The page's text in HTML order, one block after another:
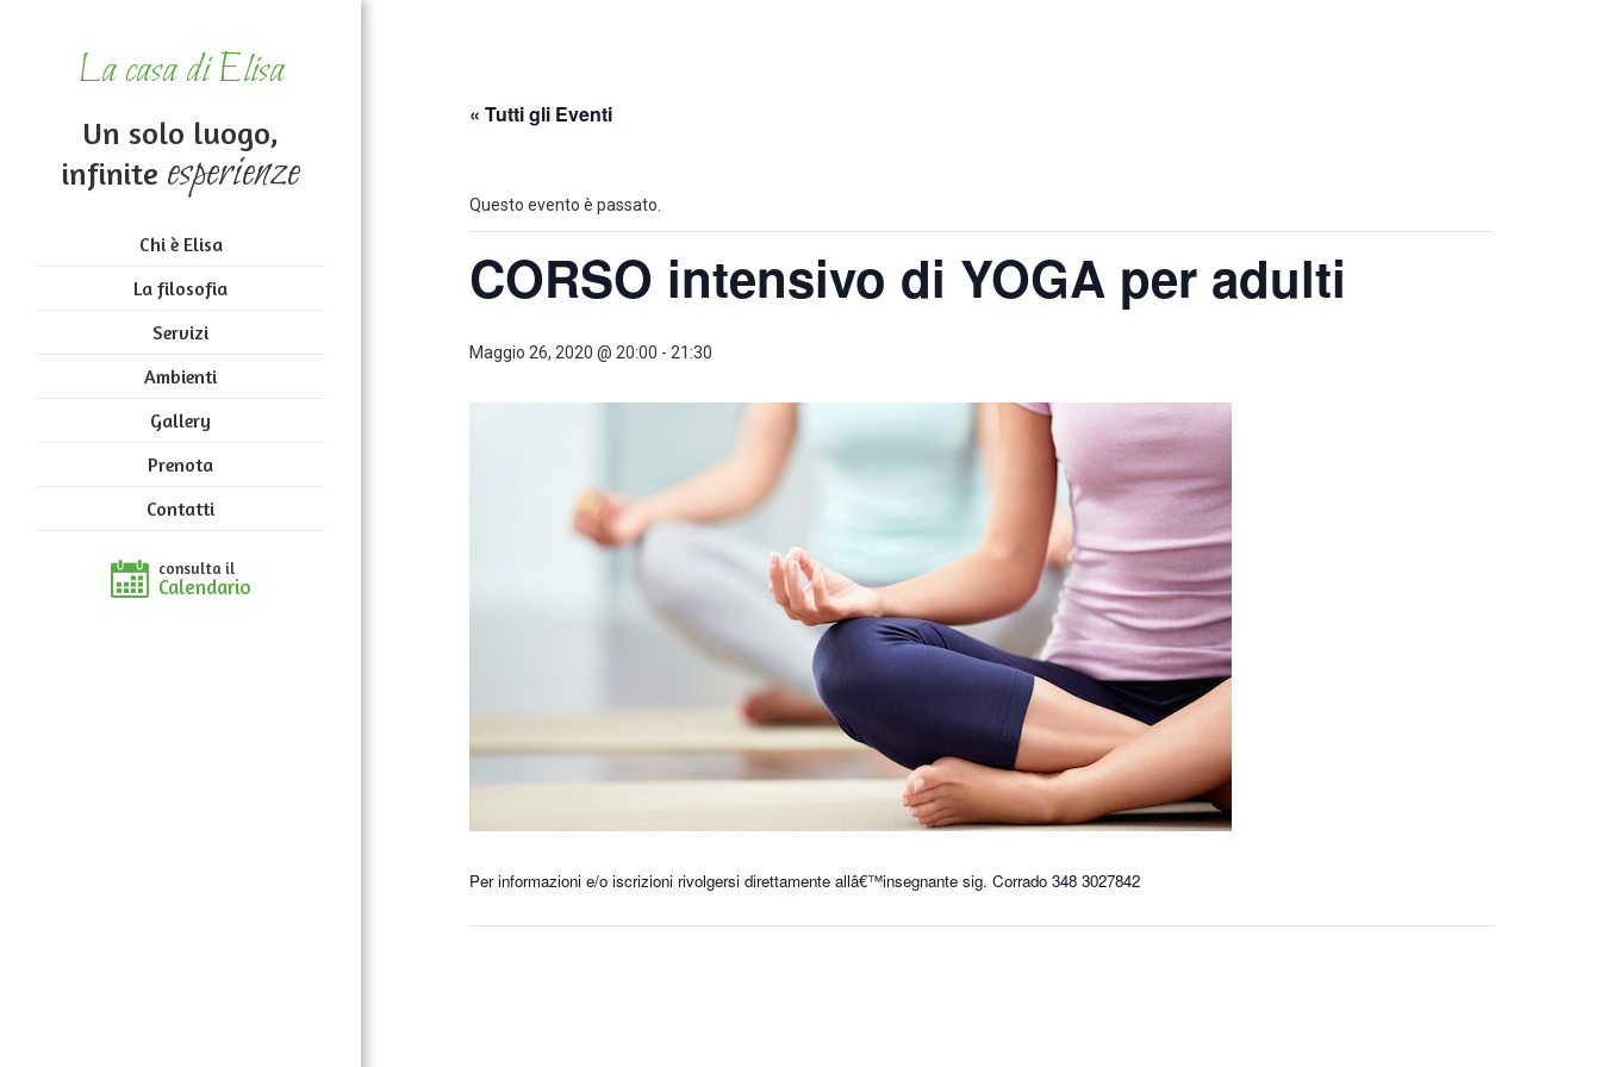
La casa di Elisa
Un solo luogo,
infinite esperienze
Chi è Elisa
La filosofia
Servizi
Ambienti
Gallery
Prenota
Contatti
consulta il
Calendario
« Tutti gli Eventi
Questo evento è passato.
CORSO intensivo di YOGA per adulti
Maggio 26, 2020 @ 20:00 - 21:30
Per informazioni e/o iscrizioni rivolgersi direttamente allâ€™insegnante sig. Corrado 348 3027842